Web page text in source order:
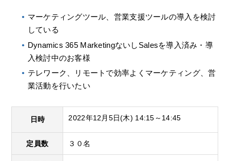
マーケティングツール、営業支援ツールの導入を検討
している
Dynamics 365 MarketingないしSalesを導入済み・導
入検討中のお客様
テレワーク、リモートで効率よくマーケティング、営
業活動を行いたい
日時 2022年12月5日(木) 14:15～14:45
定員数 ３０名